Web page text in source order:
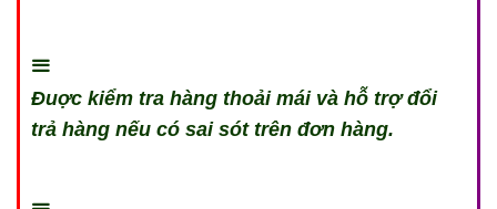
Đuợc kiểm tra hàng thoải mái và hỗ trợ đổi
trả hàng nếu có sai sót trên đơn hàng.